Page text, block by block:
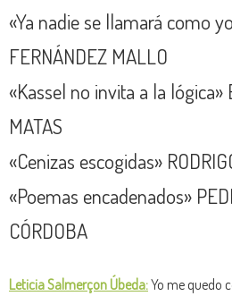
«Ya nadie se llamará como
FERNÁNDEZ MALLO
«Kassel no invita a la lógica»
MATAS
«Cenizas escogidas»
«Poemas encadenados»
CÓRDOBA
Leticia Salmerçon Úbeda:Yo me quedo